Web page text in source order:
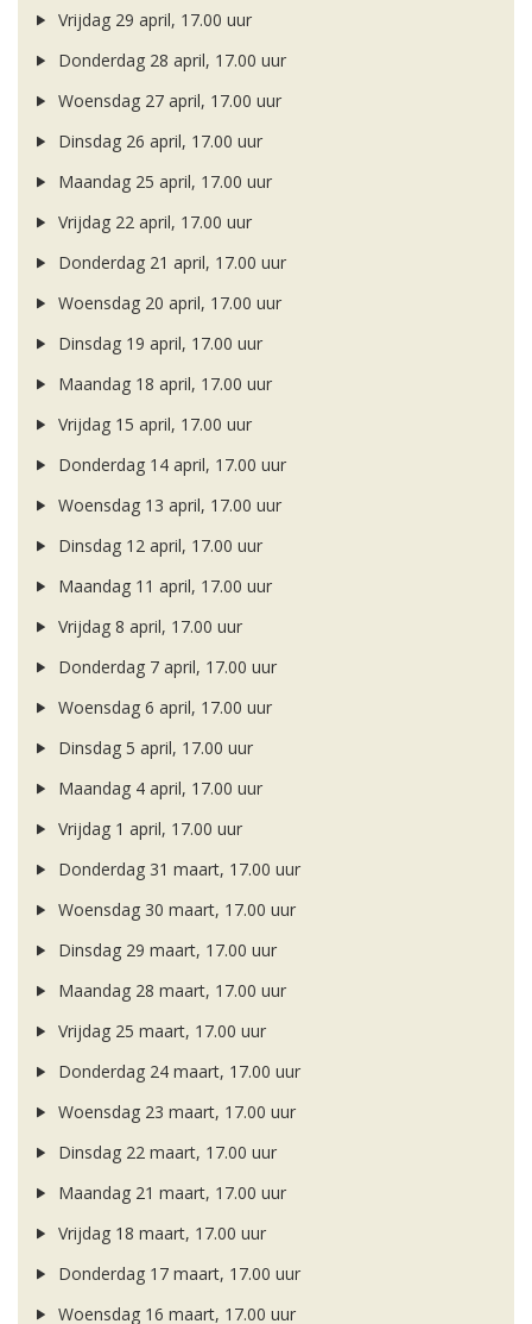
Vrijdag 29 april, 17.00 uur
Donderdag 28 april, 17.00 uur
Woensdag 27 april, 17.00 uur
Dinsdag 26 april, 17.00 uur
Maandag 25 april, 17.00 uur
Vrijdag 22 april, 17.00 uur
Donderdag 21 april, 17.00 uur
Woensdag 20 april, 17.00 uur
Dinsdag 19 april, 17.00 uur
Maandag 18 april, 17.00 uur
Vrijdag 15 april, 17.00 uur
Donderdag 14 april, 17.00 uur
Woensdag 13 april, 17.00 uur
Dinsdag 12 april, 17.00 uur
Maandag 11 april, 17.00 uur
Vrijdag 8 april, 17.00 uur
Donderdag 7 april, 17.00 uur
Woensdag 6 april, 17.00 uur
Dinsdag 5 april, 17.00 uur
Maandag 4 april, 17.00 uur
Vrijdag 1 april, 17.00 uur
Donderdag 31 maart, 17.00 uur
Woensdag 30 maart, 17.00 uur
Dinsdag 29 maart, 17.00 uur
Maandag 28 maart, 17.00 uur
Vrijdag 25 maart, 17.00 uur
Donderdag 24 maart, 17.00 uur
Woensdag 23 maart, 17.00 uur
Dinsdag 22 maart, 17.00 uur
Maandag 21 maart, 17.00 uur
Vrijdag 18 maart, 17.00 uur
Donderdag 17 maart, 17.00 uur
Woensdag 16 maart, 17.00 uur